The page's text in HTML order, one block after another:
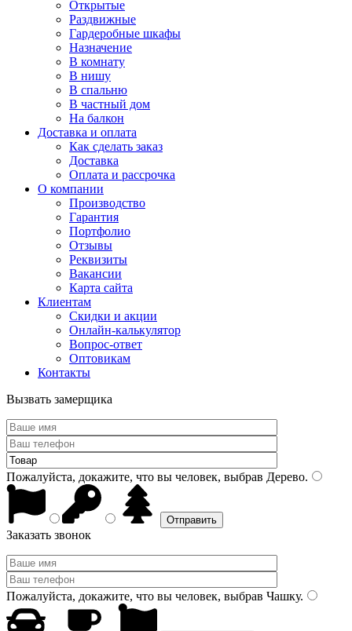
Открытые
Раздвижные
Гардеробные шкафы
Назначение
В комнату
В нишу
В спальню
В частный дом
На балкон
Доставка и оплата
Как сделать заказ
Доставка
Оплата и рассрочка
О компании
Производство
Гарантия
Портфолио
Отзывы
Реквизиты
Вакансии
Карта сайта
Клиентам
Скидки и акции
Онлайн-калькулятор
Вопрос-ответ
Оптовикам
Контакты
Вызвать замерщика
Пожалуйста, докажите, что вы человек, выбрав Дерево.
Заказать звонок
Пожалуйста, докажите, что вы человек, выбрав Чашку.